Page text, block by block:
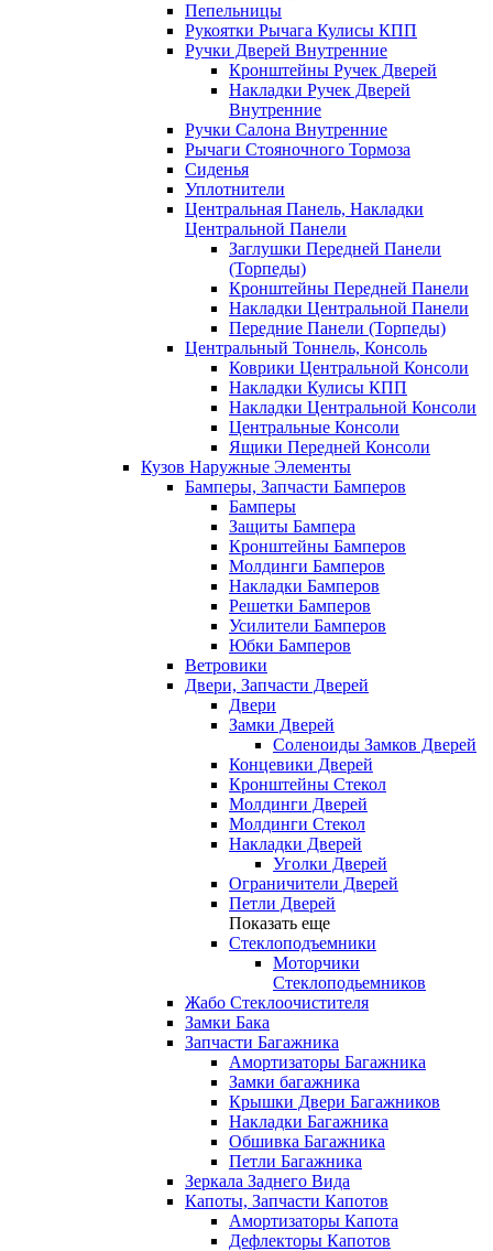
Пепельницы
Рукоятки Рычага Кулисы КПП
Ручки Дверей Внутренние
Кронштейны Ручек Дверей
Накладки Ручек Дверей
Внутренние
Ручки Салона Внутренние
Рычаги Стояночного Тормоза
Сиденья
Уплотнители
Центральная Панель, Накладки
Центральной Панели
Заглушки Передней Панели
(Торпеды)
Кронштейны Передней Панели
Накладки Центральной Панели
Передние Панели (Торпеды)
Центральный Тоннель, Консоль
Коврики Центральной Консоли
Накладки Кулисы КПП
Накладки Центральной Консоли
Центральные Консоли
Ящики Передней Консоли
Кузов Наружные Элементы
Бамперы, Запчасти Бамперов
Бамперы
Защиты Бампера
Кронштейны Бамперов
Молдинги Бамперов
Накладки Бамперов
Решетки Бамперов
Усилители Бамперов
Юбки Бамперов
Ветровики
Двери, Запчасти Дверей
Двери
Замки Дверей
Соленоиды Замков Дверей
Концевики Дверей
Кронштейны Стекол
Молдинги Дверей
Молдинги Стекол
Накладки Дверей
Уголки Дверей
Ограничители Дверей
Петли Дверей
Показать еще
Стеклоподъемники
Моторчики
Стеклоподьемников
Жабо Стеклоочистителя
Замки Бака
Запчасти Багажника
Амортизаторы Багажника
Замки багажника
Крышки Двери Багажников
Накладки Багажника
Обшивка Багажника
Петли Багажника
Зеркала Заднего Вида
Капоты, Запчасти Капотов
Амортизаторы Капота
Дефлекторы Капотов